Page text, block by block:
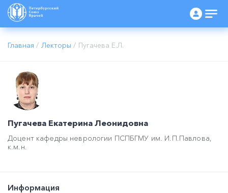
Главная / Лекторы / Пугачева Е.Л.
Пугачева Екатерина Леонидовна
Доцент кафедры неврологии ПСПБГМУ им. И.П.Павлова,
к.м.н.
Информация